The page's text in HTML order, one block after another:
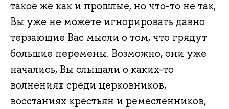
такое же как и прошлые, но что-то не так,
Вы уже не можете игнорировать давно
терзающие Вас мысли о том, что грядут
большие перемены. Возможно, они уже
начались, Вы слышали о каких-то
волнениях среди церковников,
восстаниях крестьян и ремесленников,